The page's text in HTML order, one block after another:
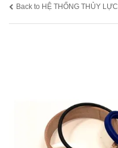
Back to HỆ THỐNG THỦY LỰC